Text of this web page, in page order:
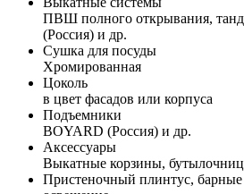
ПВШ полного открывания,
(Россия) и др.
Сушка для посуды
Хромированная
Цоколь
в цвет фасадов или корпуса
Подъемники
BOYARD (Россия) и др.
Аксессуары
Выкатные корзины,
Пристеночный плинтус, барные